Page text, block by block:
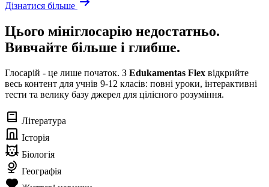
Дізнатися більше
Цього мініглосарію недостатньо.
Вивчайте більше і глибше.
Глосарій - це лише початок. З Edukamentas Flex відкрийте
весь контент для учнів 9-12 класів: повні уроки, інтерактивні
тести та велику базу джерел для цілісного розуміння.
Література
Історія
Біологія
Географія